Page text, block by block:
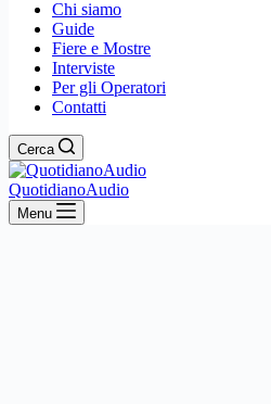
Chi siamo
Guide
Fiere e Mostre
Interviste
Per gli Operatori
Contatti
Cerca
QuotidianoAudio
Menu